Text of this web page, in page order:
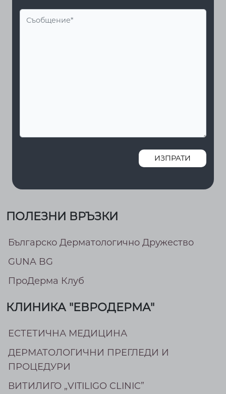
ИЗПРАТИ
ПОЛЕЗНИ ВРЪЗКИ
Българско Дерматологично Дружество
GUNA BG
ПроДерма Клуб
КЛИНИКА "ЕВРОДЕРМА"
ЕСТЕТИЧНА МЕДИЦИНА
ДЕРМАТОЛОГИЧНИ ПРЕГЛЕДИ И
ПРОЦЕДУРИ
ВИТИЛИГО „VITILIGO CLINIC”